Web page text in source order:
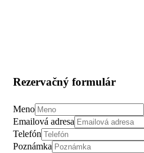
Rezervačný formulár
Meno
Emailová adresa
Telefón
Poznámka